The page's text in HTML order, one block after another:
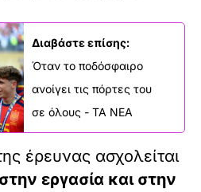
Διαβάστε επίσης:
Όταν το ποδόσφαιρο
ανοίγει τις πόρτες του
σε όλους - ΤΑ ΝΕΑ
έρευνας ασχολείται
εργασία και στην